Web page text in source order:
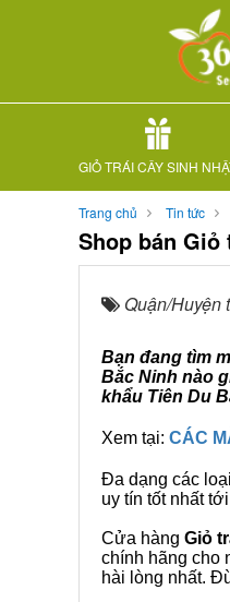
GIỎ TRÁI CÂY SINH
Trang chủ Tin tức
Shop bán Giỏ
Quận/Huyện
Bạn đang tìm
Bắc Ninh nào
khẩu Tiên Du
Xem tại: CÁC
Đa dạng các
uy tín tốt nhất
Cửa hàng Giỏ
chính hãng cho
hài lòng nhất.